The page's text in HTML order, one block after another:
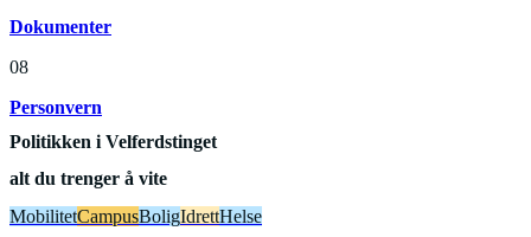
Dokumenter
08
Personvern
Politikken i Velferdstinget
alt du trenger å vite
MobilitetCampusBoligIdrettHelse